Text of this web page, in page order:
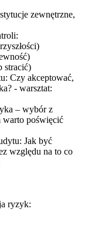
zewnętrzne,
stracić)
Czy akceptować,
- warsztat:
– wybór z
poświęcić
Jak być
względu na to co
ryzyk: